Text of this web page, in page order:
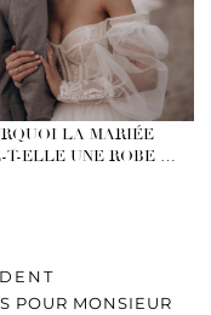
LA MARIÉE
T-ELLE UNE ROBE …
POUR MONSIEUR